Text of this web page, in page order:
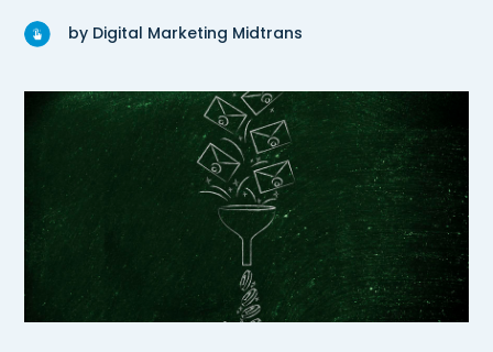
by Digital Marketing Midtrans